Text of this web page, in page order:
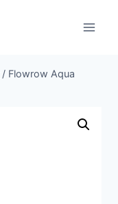
/ Flowrow Aqua